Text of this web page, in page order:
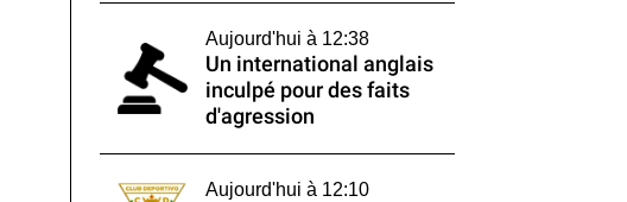
Aujourd'hui à 12:38
Un international anglais
inculpé pour des faits
d'agression
Aujourd'hui à 12:10